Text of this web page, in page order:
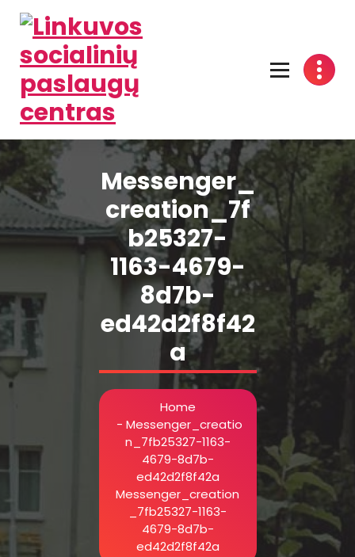
Messenger_
creation_7f
b25327-
1163-4679-
8d7b-
ed42d2f8f42
a
Home
- Messenger_creatio
n_7fb25327-1163-
4679-8d7b-
ed42d2f8f42a
Messenger_creation
_7fb25327-1163-
4679-8d7b-
ed42d2f8f42a